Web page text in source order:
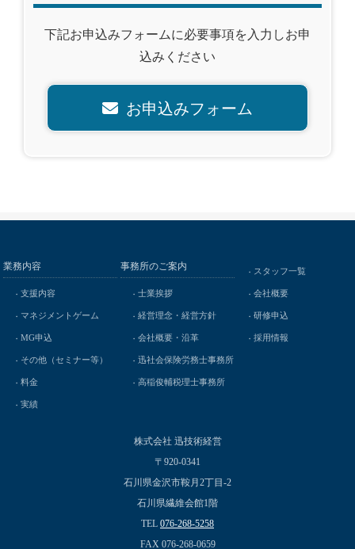
下記お申込みフォームに必要事項を入力しお申
込みください
お申込みフォーム
業務内容
支援内容
マネジメントゲーム
MG申込
その他（セミナー等）
料金
実績
事務所のご案内
士業挨拶
経営理念・経営方針
会社概要・沿革
迅社会保険労務士事務所
高稲俊輔税理士事務所
スタッフ一覧
会社概要
研修申込
採用情報
株式会社 迅技術経営
〒920-0341
石川県金沢市鞍月2丁目-2
石川県繊維会館1階
TEL 076-268-5258
FAX 076-268-0659